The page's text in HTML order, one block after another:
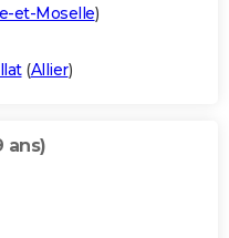
et-Moselle)
(Allier)
ans)